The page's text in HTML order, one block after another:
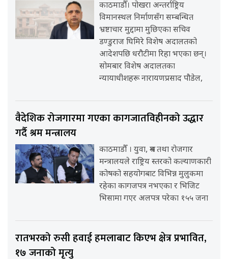
काठमाडौँ। पोखरा अन्तर्राष्ट्रिय
विमानस्थल निर्माणसँग सम्बन्धित
भ्रष्टाचार मुद्दामा मुछिएका सचिव
डण्डुराज घिमिरे विशेष अदालतको
आदेशपछि धरौटीमा रिहा भएका छन्।
सोमबार विशेष अदालतका
न्यायाधीशहरू नारायणप्रसाद पौडेल,
वैदेशिक रोजगारमा गएका कागजातविहीनको उद्धार
गर्दै श्रम मन्त्रालय
काठमाडौँ । युवा, श्रम तथा रोजगार
मन्त्रालयले राष्ट्रिय स्तरको कल्याणकारी
कोषको सहयोगबाट विभिन्न मुलुकमा
रहेका कागजपत्र नभएका र भिजिट
भिसामा गएर अलपत्र परेका १५५ जना
रातभरको रुसी हवाई हमलाबाट किएभ क्षेत्र प्रभावित,
१७ जनाको मृत्यु